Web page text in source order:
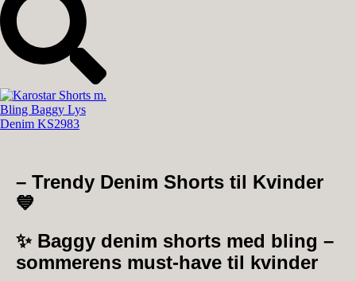
– Trendy Denim Shorts til Kvinder
💙
✨ Baggy denim shorts med bling –
sommerens must-have til kvinder